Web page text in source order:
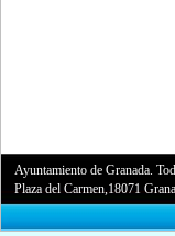
Ayuntamiento de Granada.
Plaza del Carmen,18071